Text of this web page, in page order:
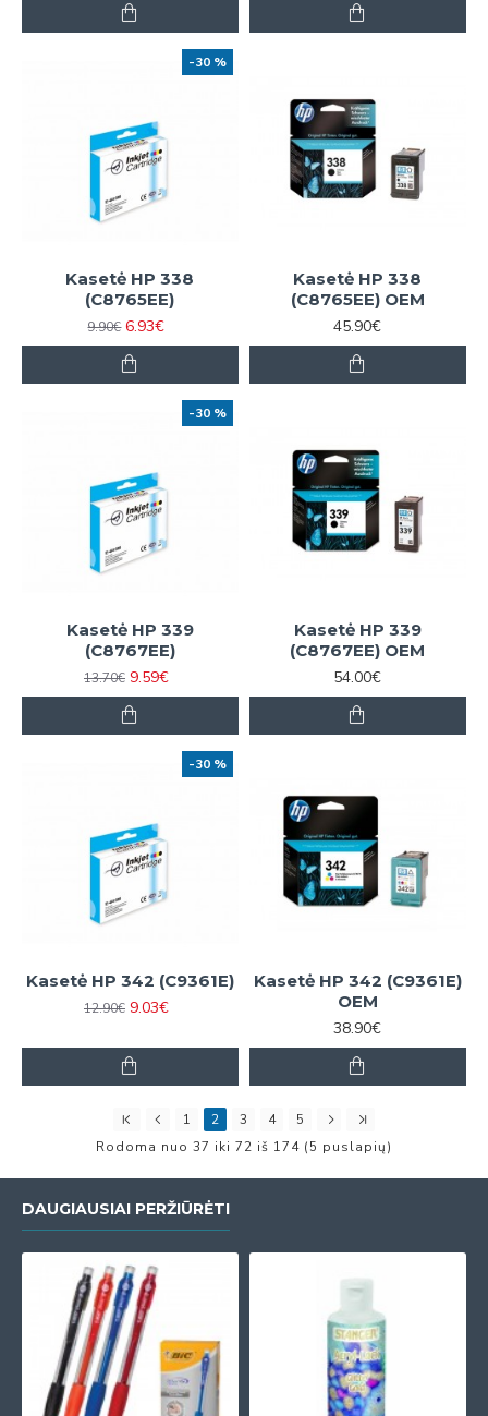
-30 %
Kasetė HP 338
(C8765EE)
9.90€ 6.93€
Kasetė HP 338
(C8765EE) OEM
45.90€
-30 %
Kasetė HP 339
(C8767EE)
13.70€ 9.59€
Kasetė HP 339
(C8767EE) OEM
54.00€
-30 %
Kasetė HP 342 (C9361E)
12.90€ 9.03€
Kasetė HP 342 (C9361E)
OEM
38.90€
1 2 3 4
5
Rodoma nuo 37 iki 72 iš 174 (5 puslapių)
DAUGIAUSIAI PERŽIŪRĖTI